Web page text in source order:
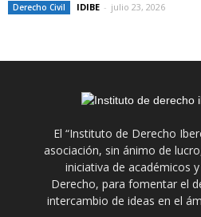
Derecho Civil IDIBE - julio 23, 2026
El “Instituto de Derecho
asociación, sin ánimo de
iniciativa de académicos
Derecho, para fomentar el
intercambio de ideas en el